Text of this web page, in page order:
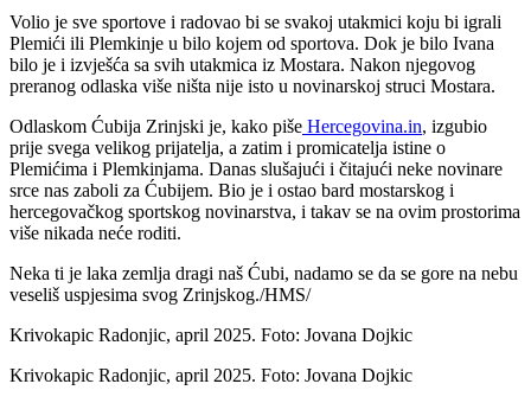
Volio je sve sportove i radovao bi se svakoj utakmici koju bi igrali
Plemići ili Plemkinje u bilo kojem od sportova. Dok je bilo Ivana
bilo je i izvješća sa svih utakmica iz Mostara. Nakon njegovog
preranog odlaska više ništa nije isto u novinarskoj struci Mostara.
Odlaskom Ćubija Zrinjski je, kako piše Hercegovina.in, izgubio
prije svega velikog prijatelja, a zatim i promicatelja istine o
Plemićima i Plemkinjama. Danas slušajući i čitajući neke novinare
srce nas zaboli za Ćubijem. Bio je i ostao bard mostarskog i
hercegovačkog sportskog novinarstva, i takav se na ovim prostorima
više nikada neće roditi.
Neka ti je laka zemlja dragi naš Ćubi, nadamo se da se gore na nebu
veseliš uspjesima svog Zrinjskog./HMS/
Krivokapic Radonjic, april 2025. Foto: Jovana Dojkic
Krivokapic Radonjic, april 2025. Foto: Jovana Dojkic